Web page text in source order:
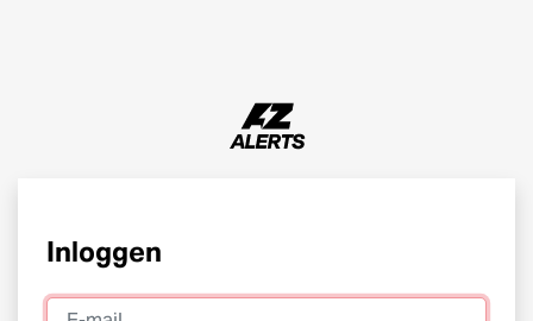
Inloggen
E-mail